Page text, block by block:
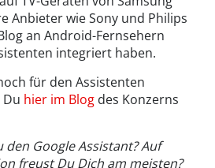
Anbieter wie Sony und Philips
an Android-Fernsehern
integriert haben.
für den Assistenten
hier im Blog des Konzerns
den Google Assistant? Auf
freust Du Dich am meisten?